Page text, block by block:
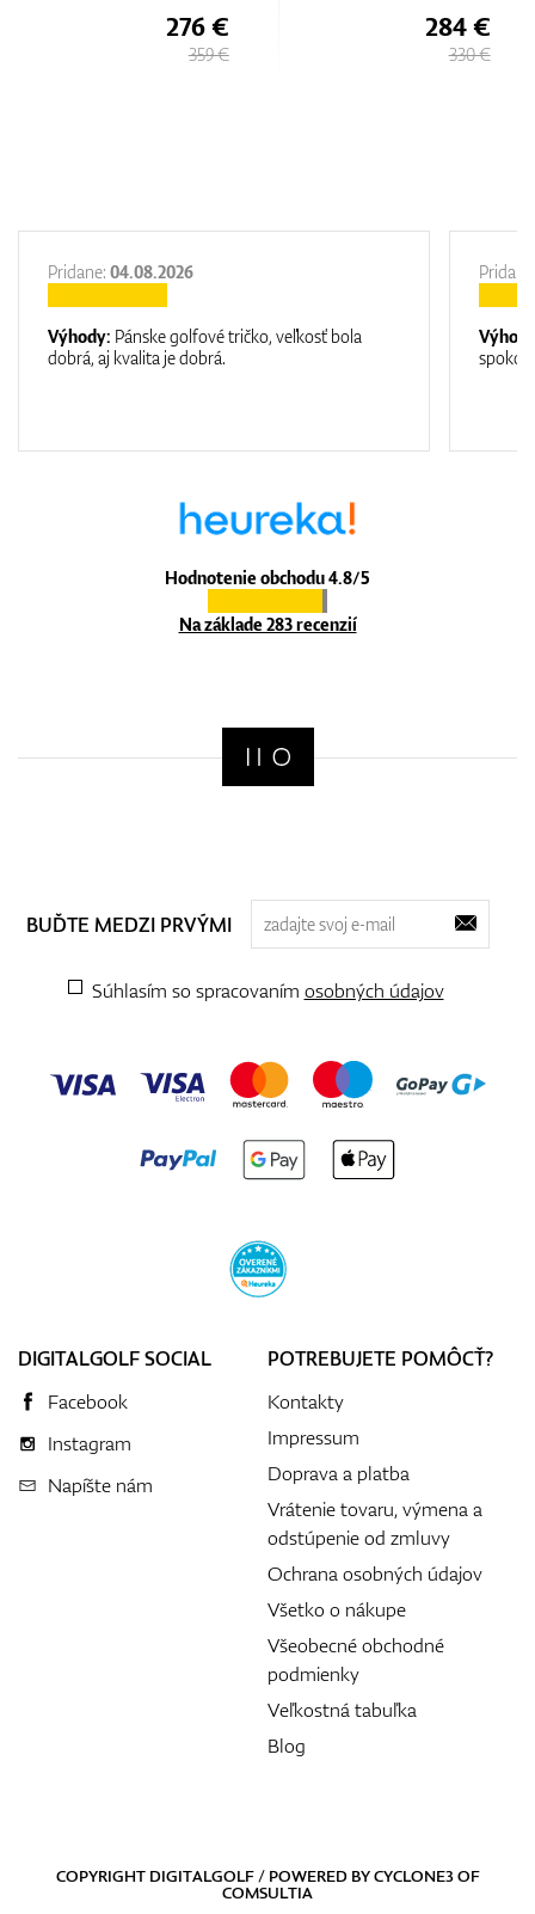
276 €
359 €
284 €
330 €
Hodnotenie obchodu 4.8/5
Na základe 283 recenzií
Pridane: 04.08.2026
Výhody: Pánske golfové tričko, veľkosť bola
dobrá, aj kvalita je dobrá.
BUĎTE MEDZI PRVÝMI
Súhlasím so spracovaním osobných údajov
DIGITALGOLF SOCIAL
Facebook
Instagram
Napíšte nám
POTREBUJETE POMÔCŤ?
Kontakty
Impressum
Doprava a platba
Vrátenie tovaru, výmena a
odstúpenie od zmluvy
Ochrana osobných údajov
Všetko o nákupe
Všeobecné obchodné
podmienky
Veľkostná tabuľka
Blog
COPYRIGHT DIGITALGOLF / POWERED BYCYCLONE3OF
COMSULTIA